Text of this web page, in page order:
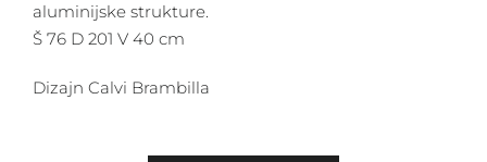
aluminijske strukture.
Š 76 D 201 V 40 cm
Dizajn Calvi Brambilla